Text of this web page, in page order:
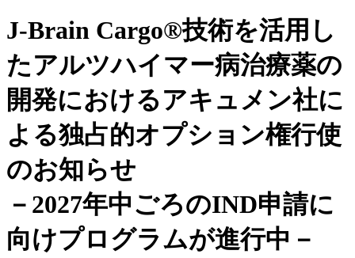
J-Brain Cargo®技術を活用し
たアルツハイマー病治療薬の
開発におけるアキュメン社に
よる独占的オプション権行使
のお知らせ
－2027年中ごろのIND申請に
向けプログラムが進行中－